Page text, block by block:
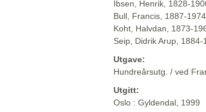
Ibsen, Henrik, 1828-
Bull, Francis, 1887-
Koht, Halvdan, 1873-
Seip, Didrik Arup,
Utgave:
Hundreårsutg. / ved
Utgitt:
Oslo : Gyldendal, 1999